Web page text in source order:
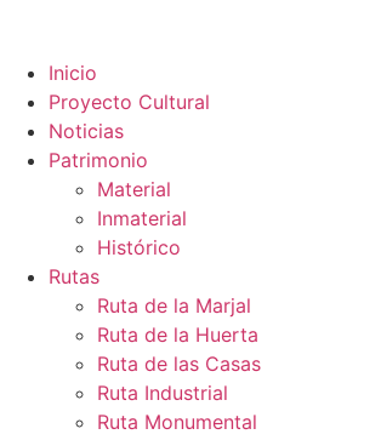
Inicio
Proyecto Cultural
Noticias
Patrimonio
Material
Inmaterial
Histórico
Rutas
Ruta de la Marjal
Ruta de la Huerta
Ruta de las Casas
Ruta Industrial
Ruta Monumental